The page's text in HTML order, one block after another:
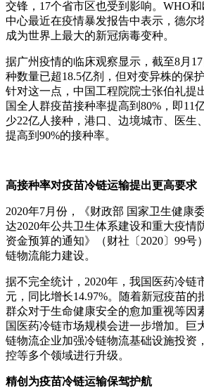
交锋，17个省市区也受到影响。WHO
中心最近在疫情暴发报告中表示，德尔
成为世界上最大的新冠病毒变种。
据广州疫情的临床观察显示，截至8月
种数量已超18.5亿剂，但对变异株的保
针对这一点，中国工程院院士张伯礼提
国全人群疫苗接种率提高到80%，即11
少22亿人接种，港口、边境城市、医生
提高到90%的接种率。
高接种率对疫苗冷链运输提出更高要求
2020年7月份，《财政部 国家卫生健康
达2020年公共卫生体系建设和重大疫情
资金预算的通知》（财社〔2020〕99号
链物流能力建设。
据不完全统计，2020年，我国医药冷链
元，同比增长14.97%。随着新冠疫苗的
群众对于生命健康安全的愈加重视等因
国医药冷链市场规模会进一步增加。巨
链物流企业加强冷链物流基础设施投资
控等多个领域进行升级。
精创为疫苗冷链运输保驾护航